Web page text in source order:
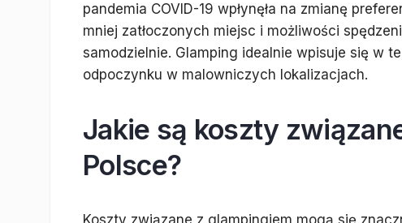
pandemia COVID-19 wpłynęła na zmianę
mniej zatłoczonych miejsc i możliwości
samodzielnie. Glamping idealnie wpisuje się w
odpoczynku w malowniczych lokalizacjach.
Jakie są koszty
Polsce?
Koszty związane z glampingiem mogą się